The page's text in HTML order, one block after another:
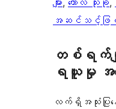
များ, ကော်လံ သုံးခု,
အဆင်သင့်ဖြ
တစ်ရက်လ
ရယူမှု
လက်ရှိအသုံးပြု